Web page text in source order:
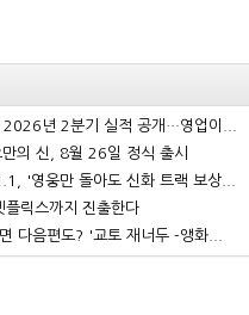
2026년 2분기 실적 공개…영업이...
의 신, 8월 26일 정식 출시
'영웅만 돌아도 신화 트랙 보상...
릭스까지 진출한다
다음편도? '교토 재너두 -앵화...